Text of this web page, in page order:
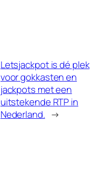
Letsjackpot is dé plek
voor gokkasten en
jackpots met een
uitstekende RTP in
Nederland. →